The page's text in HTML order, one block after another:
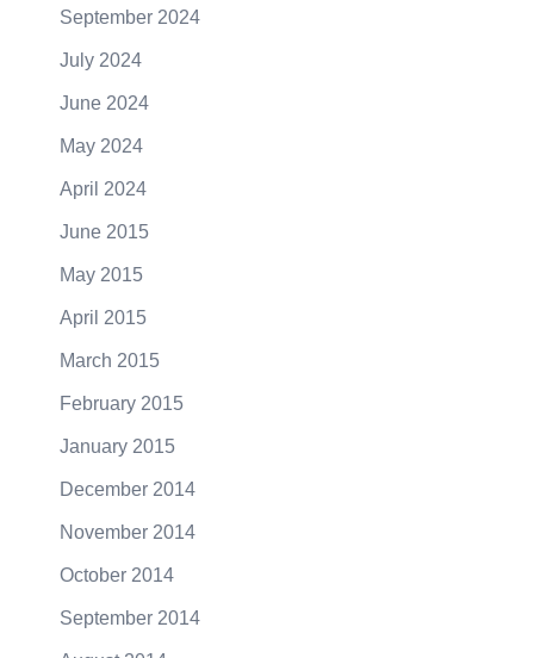
September 2024
July 2024
June 2024
May 2024
April 2024
June 2015
May 2015
April 2015
March 2015
February 2015
January 2015
December 2014
November 2014
October 2014
September 2014